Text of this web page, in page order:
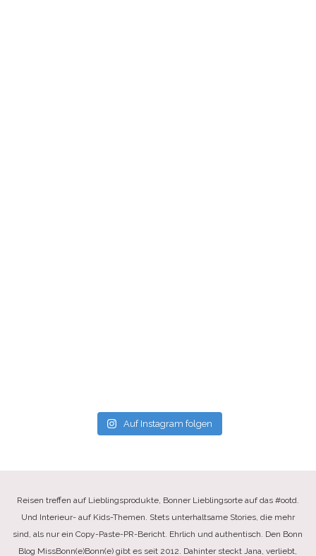
Auf Instagram folgen
Reisen treffen auf Lieblingsprodukte, Bonner Lieblingsorte auf das #ootd.
Und Interieur- auf Kids-Themen. Stets unterhaltsame Stories, die mehr
sind, als nur ein Copy-Paste-PR-Bericht. Ehrlich und authentisch. Den Bonn
Blog MissBonn(e)Bonn(e) gibt es seit 2012. Dahinter steckt Jana, verliebt,